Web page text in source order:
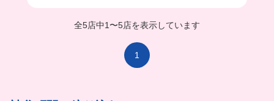
全5店中1 〜5店を表示しています
1